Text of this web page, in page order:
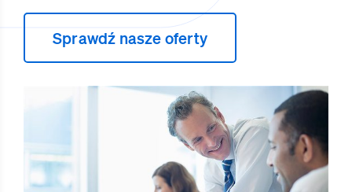
Sprawdź nasze oferty